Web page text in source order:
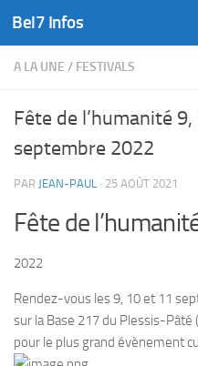
Skip to content
Bel7 Infos
A LA UNE / FESTIVALS
Fête de l’humanité
septembre 2022
PAR JEAN-PAUL · 25 AOÛT 2021
Fête de
2022
Rendez-vous les 9, 10 et 11
sur la Base 217 du Plessis-Pâté
pour le plus grand évènement